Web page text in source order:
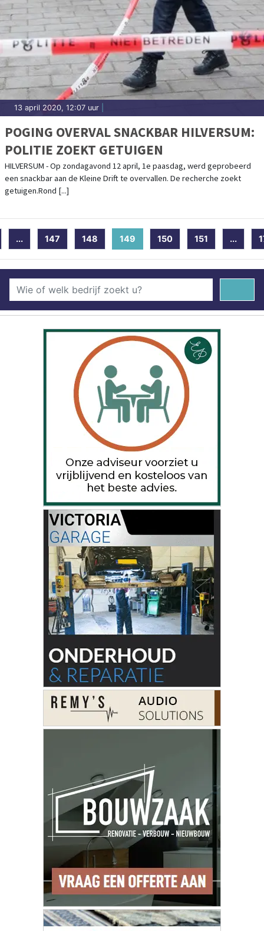
13 april 2020, 12:07 uur
POGING OVERVAL SNACKBAR HILVERSUM:
POLITIE ZOEKT GETUIGEN
HILVERSUM - Op zondagavond 12 april, 1e paasdag, werd geprobeerd
een snackbar aan de Kleine Drift te overvallen. De recherche zoekt
getuigen.Rond [...]
... 147 148 149 (current)
150 151 ...